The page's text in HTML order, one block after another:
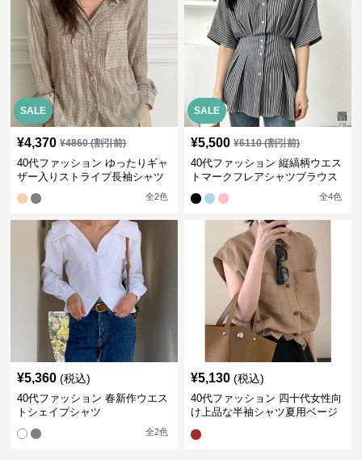
SALE
¥4,370 ¥4860(割引前)
40代ファッション ゆったりギャ
ザー入りストライプ長袖シャツ
全2色
SALE
¥5,500 ¥6110(割引前)
40代ファッション 縦縞柄ウエス
トマークフレアシャツブラウス
全4色
¥5,360 (税込)
40代ファッション 春新作ウエス
トシェイプシャツ
全2色
¥5,130 (税込)
40代ファッション 四十代女性向
け上品な半袖シャツ夏用ベージ